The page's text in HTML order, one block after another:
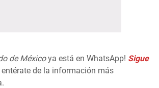
de Méxicoya está en WhatsApp! Sigue
entérate de la información más